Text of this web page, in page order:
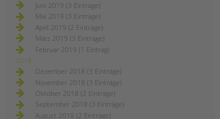
Juni 2019 (3 Einträge)
Mai 2019 (3 Einträge)
April 2019 (2 Einträge)
März 2019 (3 Einträge)
Februar 2019 (1 Eintrag)
2018
Dezember 2018 (3 Einträge)
November 2018 (3 Einträge)
Oktober 2018 (2 Einträge)
September 2018 (3 Einträge)
August 2018 (2 Einträge)